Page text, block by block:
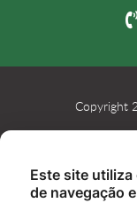
Copyright
Este site utiliza
de navegação